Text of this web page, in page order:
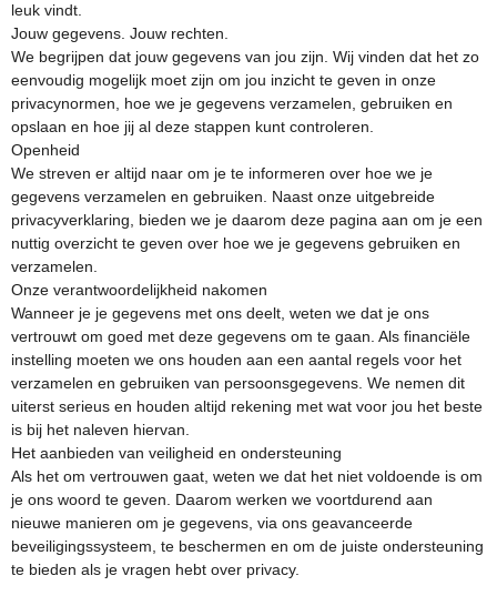
leuk vindt.
Jouw gegevens. Jouw rechten.
We begrijpen dat jouw gegevens van jou zijn. Wij vinden dat het zo
eenvoudig mogelijk moet zijn om jou inzicht te geven in onze
privacynormen, hoe we je gegevens verzamelen, gebruiken en
opslaan en hoe jij al deze stappen kunt controleren.
Openheid
We streven er altijd naar om je te informeren over hoe we je
gegevens verzamelen en gebruiken. Naast onze uitgebreide
privacyverklaring, bieden we je daarom deze pagina aan om je een
nuttig overzicht te geven over hoe we je gegevens gebruiken en
verzamelen.
Onze verantwoordelijkheid nakomen
Wanneer je je gegevens met ons deelt, weten we dat je ons
vertrouwt om goed met deze gegevens om te gaan. Als financiële
instelling moeten we ons houden aan een aantal regels voor het
verzamelen en gebruiken van persoonsgegevens. We nemen dit
uiterst serieus en houden altijd rekening met wat voor jou het beste
is bij het naleven hiervan.
Het aanbieden van veiligheid en ondersteuning
Als het om vertrouwen gaat, weten we dat het niet voldoende is om
je ons woord te geven. Daarom werken we voortdurend aan
nieuwe manieren om je gegevens, via ons geavanceerde
beveiligingssysteem, te beschermen en om de juiste ondersteuning
te bieden als je vragen hebt over privacy.